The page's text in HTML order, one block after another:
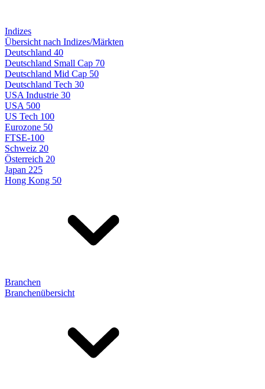
Indizes
Übersicht nach Indizes/Märkten
Deutschland 40
Deutschland Small Cap 70
Deutschland Mid Cap 50
Deutschland Tech 30
USA Industrie 30
USA 500
US Tech 100
Eurozone 50
FTSE-100
Schweiz 20
Österreich 20
Japan 225
Hong Kong 50
Branchen
Branchenübersicht